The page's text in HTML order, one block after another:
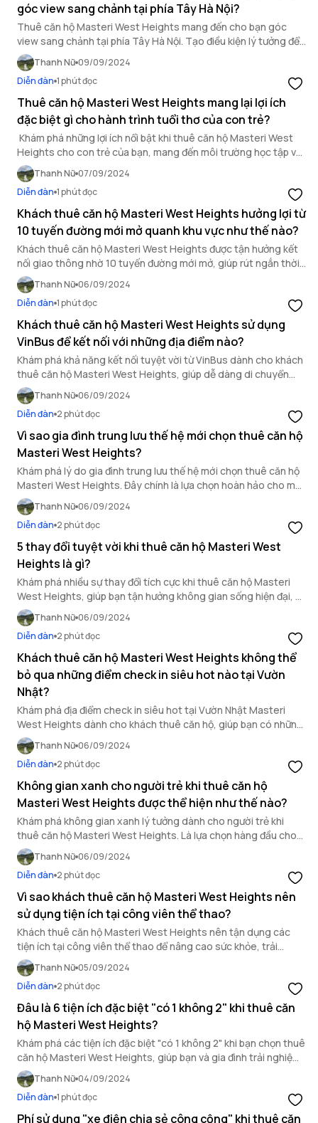
góc view sang chảnh tại phía Tây Hà Nội?
Thuê căn hộ Masteri West Heights mang đến cho bạn góc
view sang chảnh tại phía Tây Hà Nội. Tạo điều kiện lý tưởng để
tận hưởng vẻ đẹp của thiên nhiên.
Thanh Nữ 09/09/2024
Diễn đàn 1 phút đọc
Thuê căn hộ Masteri West Heights mang lại lợi ích
đặc biệt gì cho hành trình tuổi thơ của con trẻ?
Khám phá những lợi ích nổi bật khi thuê căn hộ Masteri West
Heights cho con trẻ của bạn, mang đến môi trường học tập và
phát triển toàn diện.
Thanh Nữ 07/09/2024
Diễn đàn 1 phút đọc
Khách thuê căn hộ Masteri West Heights hưởng lợi từ
10 tuyến đường mới mở quanh khu vực như thế nào?
Khách thuê căn hộ Masteri West Heights được tận hưởng kết
nối giao thông nhờ 10 tuyến đường mới mở, giúp rút ngắn thời
gian di chuyển đến khu vực trung tâm.
Thanh Nữ 06/09/2024
Diễn đàn 1 phút đọc
Khách thuê căn hộ Masteri West Heights sử dụng
VinBus để kết nối với những địa điểm nào?
Khám phá khả năng kết nối tuyệt vời từ VinBus dành cho khách
thuê căn hộ Masteri West Heights, giúp dễ dàng di chuyển
đến các địa điểm quan trọng trong thành phố.
Thanh Nữ 06/09/2024
Diễn đàn 2 phút đọc
Vì sao gia đình trung lưu thế hệ mới chọn thuê căn hộ
Masteri West Heights?
Khám phá lý do gia đình trung lưu thế hệ mới chọn thuê căn hộ
Masteri West Heights. Đây chính là lựa chọn hoàn hảo cho một
cuộc sống tiện nghi và phong cách.
Thanh Nữ 06/09/2024
Diễn đàn 2 phút đọc
5 thay đổi tuyệt vời khi thuê căn hộ Masteri West
Heights là gì?
Khám phá nhiều sự thay đổi tích cực khi thuê căn hộ Masteri
West Heights, giúp bạn tận hưởng không gian sống hiện đại, sự
trải nghiệm quốc tế tại đây.
Thanh Nữ 06/09/2024
Diễn đàn 2 phút đọc
Khách thuê căn hộ Masteri West Heights không thể
bỏ qua những điểm check in siêu hot nào tại Vườn
Nhật?
Khám phá địa điểm check in siêu hot tại Vườn Nhật Masteri
West Heights dành cho khách thuê căn hộ, giúp bạn có những
bức ảnh đẹp mắt và trải nghiệm tuyệt vời.
Thanh Nữ 06/09/2024
Diễn đàn 2 phút đọc
Không gian xanh cho người trẻ khi thuê căn hộ
Masteri West Heights được thể hiện như thế nào?
Khám phá không gian xanh lý tưởng dành cho người trẻ khi
thuê căn hộ Masteri West Heights. Là lựa chọn hàng đầu cho
một cuộc sống năng động và xanh mát.
Thanh Nữ 06/09/2024
Diễn đàn 2 phút đọc
Vì sao khách thuê căn hộ Masteri West Heights nên
sử dụng tiện ích tại công viên thể thao?
Khách thuê căn hộ Masteri West Heights nên tận dụng các
tiện ích tại công viên thể thao để nâng cao sức khỏe, trải
nghiệm và chất lượng cuộc sống tại đây.
Thanh Nữ 05/09/2024
Diễn đàn 2 phút đọc
Đâu là 6 tiện ích đặc biệt "có 1 không 2" khi thuê căn
hộ Masteri West Heights?
Khám phá các tiện ích đặc biệt "có 1 không 2" khi bạn chọn thuê
căn hộ Masteri West Heights, giúp bạn và gia đình trải nghiệm
cuộc sống thật trọn vẹn.
Thanh Nữ 04/09/2024
Diễn đàn 1 phút đọc
Phí sử dụng "xe điện chia sẻ công cộng" khi thuê căn